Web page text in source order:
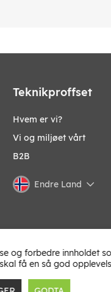
Teknikproffset
Hvem er vi?
Vi og miljøet vårt
B2B
Endre Land
og forbedre innholdet
få en så god